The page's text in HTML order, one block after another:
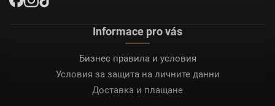
Informace pro vás
Бизнес правила и условия
Условия за защита на личните данни
Доставка и плащане